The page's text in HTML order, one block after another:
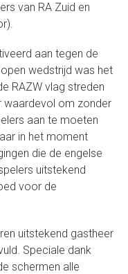
van RA Zuid en
aan tegen de
wedstrijd was het
RAZW vlag streden
waardevol om zonder
aan te moeten
in het moment
die de engelse
uitstekend
voor de
uitstekend gastheer
Speciale dank
schermen alle